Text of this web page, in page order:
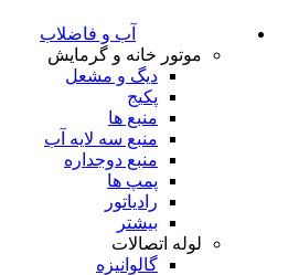
آب و فاضلاب
موتور خانه و گرمایش
دیگ و مشعل
پکیج
منبع ها
منبع سه لایه آب
منبع دوجداره
پمپ ها
رادیاتور
بیشتر
لوله اتصالات
گالوانیزه